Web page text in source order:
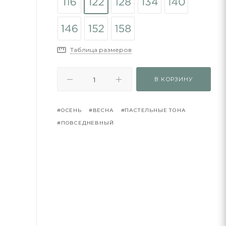
Таблица размеров
В КОРЗИНУ
#ОСЕНЬ #ВЕСНА
#ПАСТЕЛЬНЫЕ ТОНА
#ПОВСЕДНЕВНЫЙ